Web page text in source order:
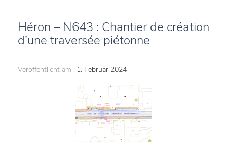
Héron – N643 : Chantier de création
d’une traversée piétonne
Veröffentlicht am : 1. Februar 2024